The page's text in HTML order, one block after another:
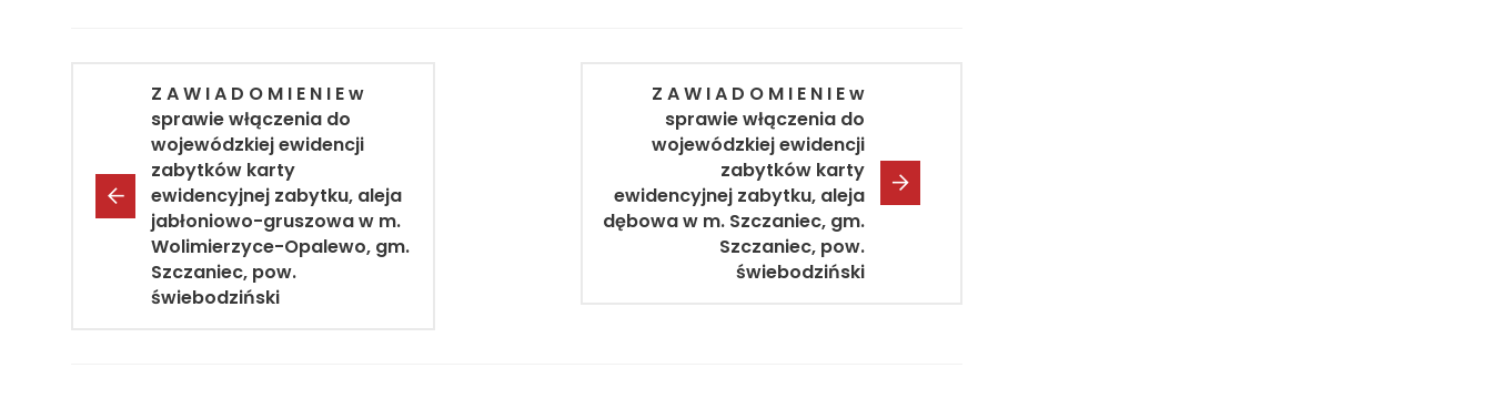
Z A W I A D O M I E N I E w
sprawie włączenia do
wojewódzkiej ewidencji
zabytków karty
ewidencyjnej zabytku, aleja
jabłoniowo-gruszowa w m.
Wolimierzyce-Opalewo, gm.
Szczaniec, pow.
świebodziński
Z A W I A D O M I E N I E w
sprawie włączenia do
wojewódzkiej ewidencji
zabytków karty
ewidencyjnej zabytku, aleja
dębowa w m. Szczaniec, gm.
Szczaniec, pow.
świebodziński